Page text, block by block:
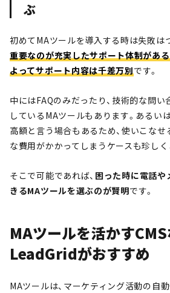
ぶ
初めてMAツールを導入する時は失敗は
重要なのが充実したサポート体制があ
よってサポート内容は千差万別です。
中にはFAQのみだったり、技術的な問
しているMAツールもあります。あるい
高額と言う場合もあるため、使いこな
な費用がかかってしまうケースも珍しく
そこで可能であれば、 困った時に電話や
きるMAツールを選ぶのが賢明です。
MAツールを活かすCMS
LeadGridがおすすめ
MAツールは、マーケティング活動の自